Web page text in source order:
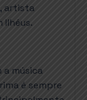
artista
Ilhéus.
a música
é sempre